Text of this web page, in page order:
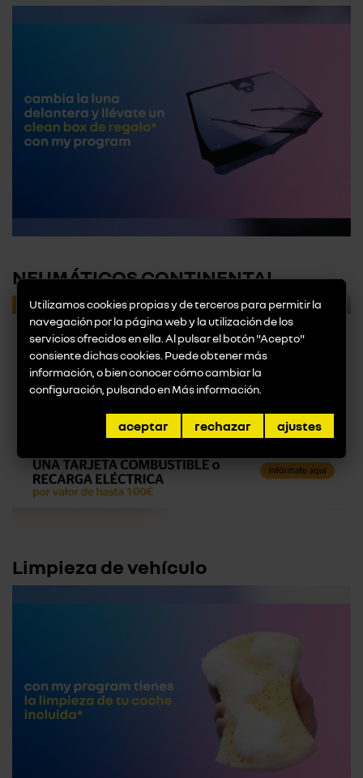
NEUMÁTICOS CONTINENTAL
Limpieza de vehículo
Utilizamos cookies propias y de terceros para permitir la
navegación por la página web y la utilización de los
servicios ofrecidos en ella. Al pulsar el botón "Acepto"
consiente dichas cookies. Puede obtener más
información, o bien conocer cómo cambiar la
configuración, pulsando enMás información
aceptar rechazar ajustes